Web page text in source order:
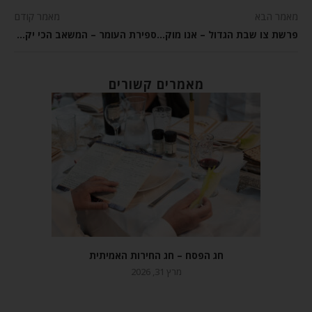
מאמר הבא
פרשת צו שבת הגדול – אנו מוקפים בניסים, צריך רק להכיר בהם
מאמר קודם
ספירת העומר – המשאב הכי יקר שיש לנו זה "הזמן" שלנו
מאמרים קשורים
חג הפסח – חג החירות האמיתית
מרץ 31, 2026